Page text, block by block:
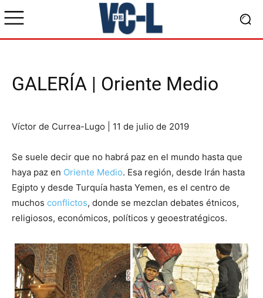
GALERÍA | Oriente Medio
Víctor de Currea-Lugo | 11 de julio de 2019
Se suele decir que no habrá paz en el mundo hasta que
haya paz en Oriente Medio. Esa región, desde Irán hasta
Egipto y desde Turquía hasta Yemen, es el centro de
muchos conflictos, donde se mezclan debates étnicos,
religiosos, económicos, políticos y geoestratégicos.